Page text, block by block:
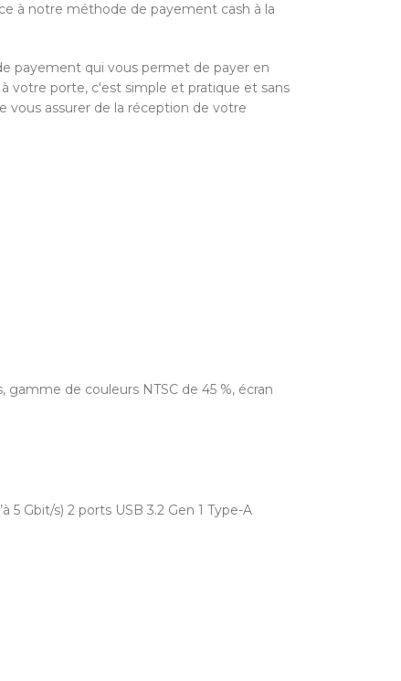
à notre méthode de payement cash à la
payement qui vous permet de payer en
votre porte, c'est simple et pratique et sans
assurer de la réception de votre
gamme de couleurs NTSC de 45 %, écran
5 Gbit/s) 2 ports USB 3.2 Gen 1 Type-A